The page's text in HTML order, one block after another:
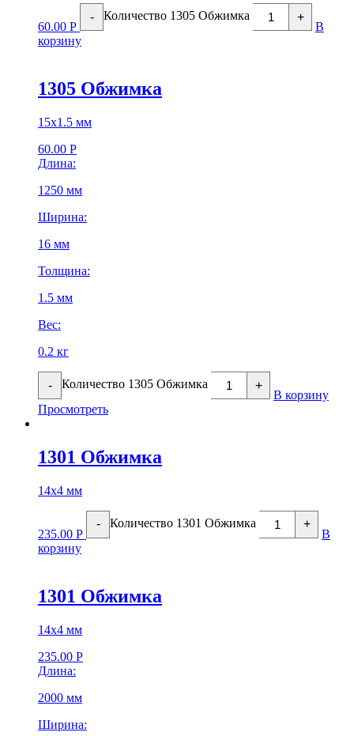
60.00 Р
- Количество 1305 Обжимка +
В
корзину
1305 Обжимка
15х1.5 мм
60.00 Р
Длина:
1250 мм
Ширина:
16 мм
Толщина:
1.5 мм
Вес:
0.2 кг
- Количество 1305 Обжимка +
В корзину
Просмотреть
1301 Обжимка
14х4 мм
235.00 Р
- Количество 1301 Обжимка +
В
корзину
1301 Обжимка
14х4 мм
235.00 Р
Длина:
2000 мм
Ширина: